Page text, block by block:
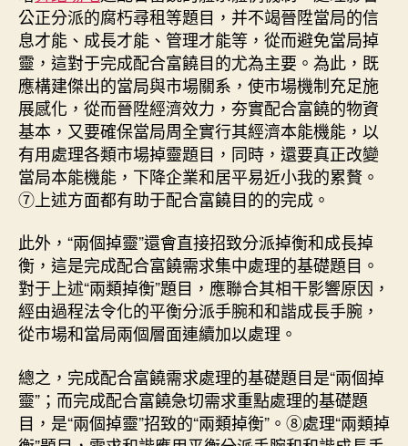
公正分派的腐朽尋租等題目，并不竭晉陞當局的信
息才能、成長才能、管理才能等，從而避免當局掉
靈，這對于完成配合富饒目的尤為主要。為此，既
應構建傑出的當局與市場關系，使市場機制充足施
展感化，從而晉陞經濟效力，夯實配合富饒的物資
基本，又要確保當局周全實行其經濟本能機能，以
有用處理各類市場掉靈題目，同時，還要真正改變
當局本能機能，下降企業和居平易近小我的累贅。
⑦上述方面都有助于配合富饒目的的完成。
此外，“兩個掉靈”還會直接招致分派掉衡和成長掉
衡，這是完成配合富饒需求集中處理的基礎題目。
對于上述“兩類掉衡”題目，應聯合其相干影響原因，
經由過程法令化的平衡分派手腕和和諧成長手腕，
從市場和當局兩個層面連續加以處理。
總之，完成配合富饒需求處理的基礎題目是“兩個掉
靈”；而完成配合富饒急切需求重點處理的基礎題
目，是“兩個掉靈”招致的“兩類掉衡”。⑧處理“兩類掉